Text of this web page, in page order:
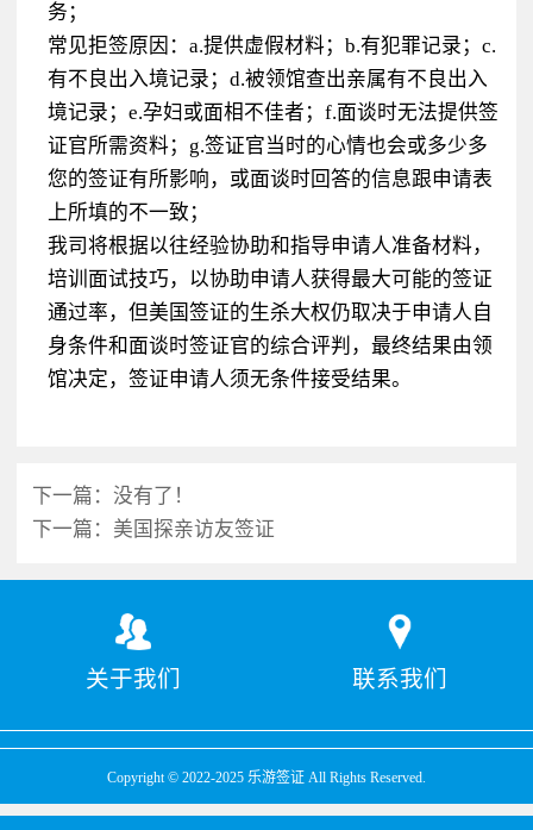
务；
常见拒签原因：a.提供虚假材料；b.有犯罪记录；c.
有不良出入境记录；d.被领馆查出亲属有不良出入
境记录；e.孕妇或面相不佳者；f.面谈时无法提供签
证官所需资料；g.签证官当时的心情也会或多少多
您的签证有所影响，或面谈时回答的信息跟申请表
上所填的不一致；
我司将根据以往经验协助和指导申请人准备材料，
培训面试技巧，以协助申请人获得最大可能的签证
通过率，但美国签证的生杀大权仍取决于申请人自
身条件和面谈时签证官的综合评判，最终结果由领
馆决定，签证申请人须无条件接受结果。
下一篇：没有了！
下一篇： 美国探亲访友签证
关于我们 联系我们
Copyright © 2022-2025 乐游签证 All Rights Reserved.